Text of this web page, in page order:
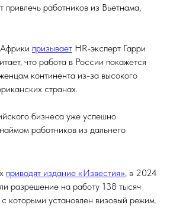
привлечь работников из Вьетнама,
призывает HR-эксперт Гарри
что работа в России покажется
континента из-за высокого
странах.
бизнеса уже успешно
работников из дальнего
приводят издание «Известия», в 2024
разрешение на работу 138 тысяч
которыми установлен визовый режим.